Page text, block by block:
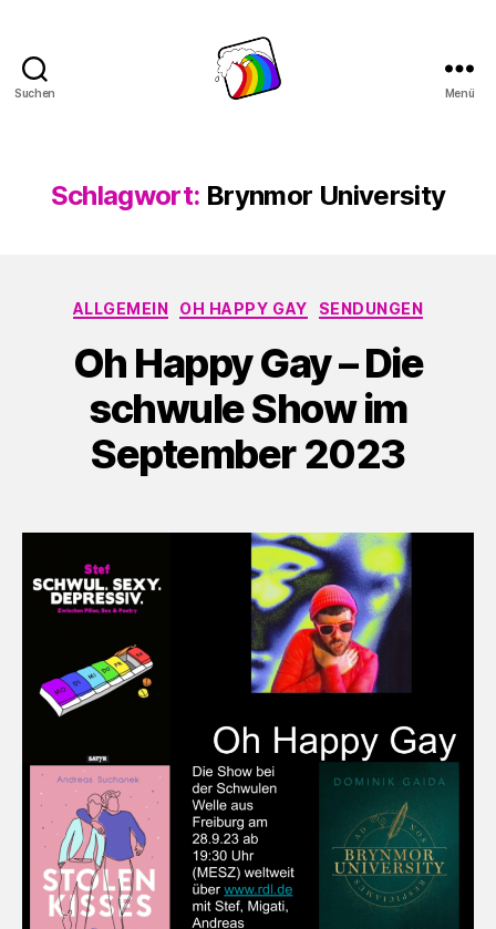
Suchen Menü
Schlagwort: Brynmor University
Kategorien
ALLGEMEIN OH HAPPY GAY SENDUNGEN
Oh Happy Gay – Die
schwule Show im
September 2023